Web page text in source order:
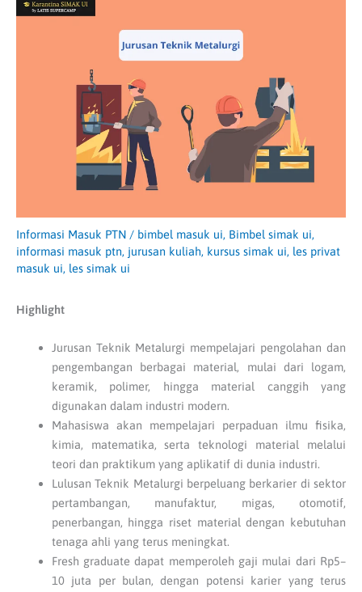
Informasi Masuk PTN / bimbel masuk ui, Bimbel simak ui,
informasi masuk ptn, jurusan kuliah, kursus simak ui, les privat
masuk ui, les simak ui
Highlight
Jurusan Teknik Metalurgi mempelajari pengolahan dan
pengembangan berbagai material, mulai dari logam,
keramik, polimer, hingga material canggih yang
digunakan dalam industri modern.
Mahasiswa akan mempelajari perpaduan ilmu fisika,
kimia, matematika, serta teknologi material melalui
teori dan praktikum yang aplikatif di dunia industri.
Lulusan Teknik Metalurgi berpeluang berkarier di sektor
pertambangan, manufaktur, migas, otomotif,
penerbangan, hingga riset material dengan kebutuhan
tenaga ahli yang terus meningkat.
Fresh graduate dapat memperoleh gaji mulai dari Rp5–
10 juta per bulan, dengan potensi karier yang terus